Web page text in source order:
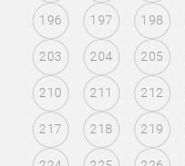
196 197 198
203 204 205
210 211 212
217 218 219